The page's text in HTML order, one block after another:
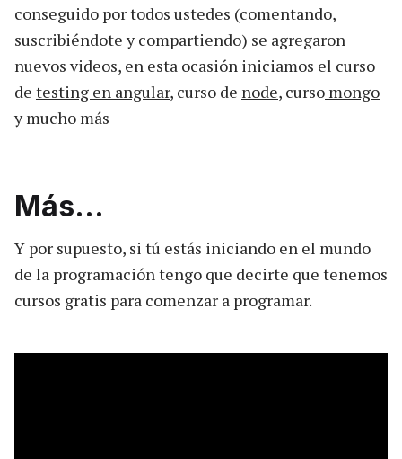
conseguido por todos ustedes (comentando,
suscribiéndote y compartiendo) se agregaron
nuevos videos, en esta ocasión iniciamos el curso
de testing en angular, curso de node, curso mongo
y mucho más
Más...
Y por supuesto, si tú estás iniciando en el mundo
de la programación tengo que decirte que tenemos
cursos gratis para comenzar a programar.